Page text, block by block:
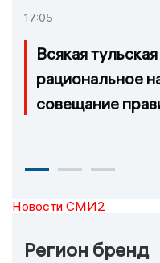
17:05
Всякая
рациональное
совещание
Новости СМИ2
Регион бренд